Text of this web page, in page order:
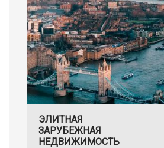
ЭЛИТНАЯ
ЗАРУБЕЖНАЯ
НЕДВИЖИМОСТЬ